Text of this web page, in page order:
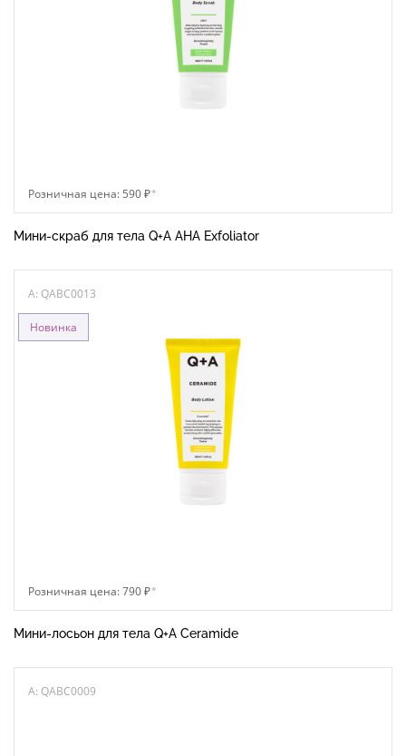
Розничная цена: 590 ₽*
Мини-скраб для тела Q+A AHA Exfoliator
A: QABC0013
Новинка
Розничная цена: 790 ₽*
Мини-лосьон для тела Q+A Ceramide
A: QABC0009